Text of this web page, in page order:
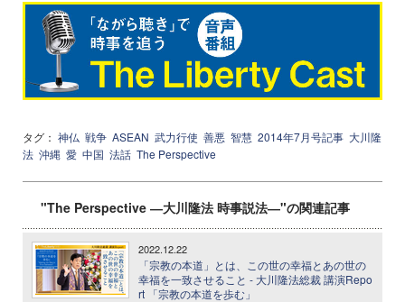
タグ： 神仏 戦争 ASEAN 武力行使 善悪 智慧 2014年7月号記事 大川隆
法 沖縄 愛 中国 法話 The Perspective
"The Perspective ―大川隆法 時事説法―"の関連記事
2022.12.22
「宗教の本道」とは、この世の幸福とあの世の
幸福を一致させること - 大川隆法総裁 講演Repo
rt 「宗教の本道を歩む」